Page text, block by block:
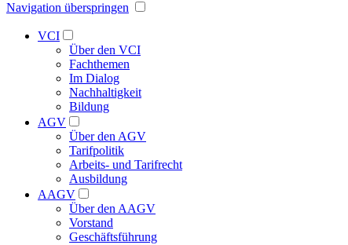
Navigation überspringen
VCI
Über den VCI
Fachthemen
Im Dialog
Nachhaltigkeit
Bildung
AGV
Über den AGV
Tarifpolitik
Arbeits- und Tarifrecht
Ausbildung
AAGV
Über den AAGV
Vorstand
Geschäftsführung